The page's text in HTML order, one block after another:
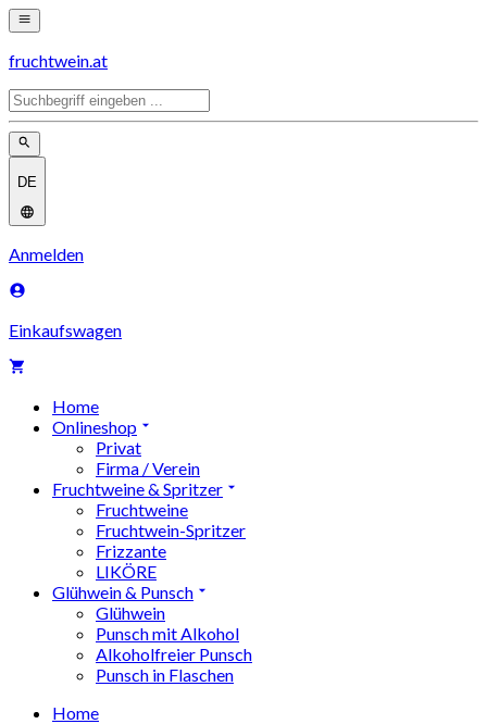
fruchtwein.at
DE
Anmelden
Einkaufswagen
Home
Onlineshop
Privat
Firma / Verein
Fruchtweine & Spritzer
Fruchtweine
Fruchtwein-Spritzer
Frizzante
LIKÖRE
Glühwein & Punsch
Glühwein
Punsch mit Alkohol
Alkoholfreier Punsch
Punsch in Flaschen
Home